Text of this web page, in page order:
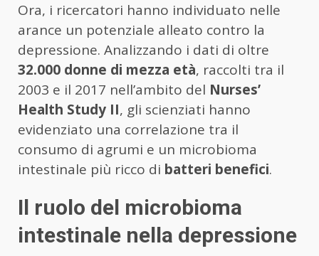
Ora, i ricercatori hanno individuato nelle
arance un potenziale alleato contro la
depressione. Analizzando i dati di oltre
32.000 donne di mezza età, raccolti tra il
2003 e il 2017 nell’ambito del Nurses’
Health Study II, gli scienziati hanno
evidenziato una correlazione tra il
consumo di agrumi e un microbioma
intestinale più ricco di batteri benefici.
Il ruolo del microbioma
intestinale nella depressione